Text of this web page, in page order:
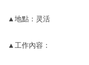
▲地點：灵活
▲工作內容：